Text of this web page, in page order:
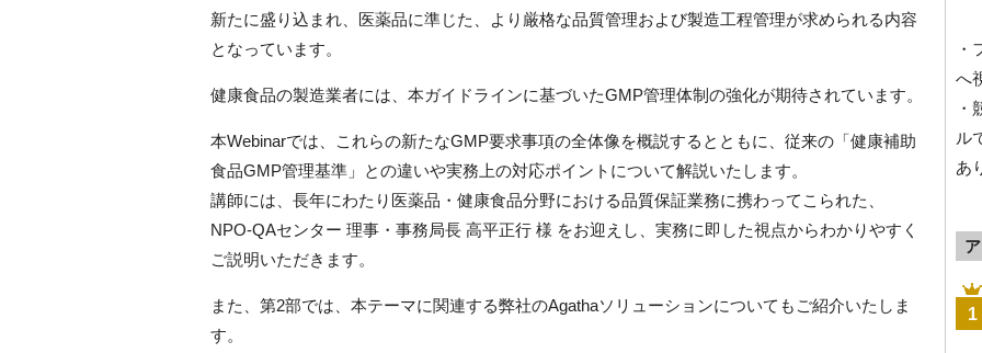
新たに盛り込まれ、医薬品に準じた、より厳格な品質管理および製造工程管理が求められる内容
となっています。
健康食品の製造業者には、本ガイドラインに基づいたGMP管理体制の強化が期待されています。
本Webinarでは、これらの新たなGMP要求事項の全体像を概説するとともに、従来の「健康補助
食品GMP管理基準」との違いや実務上の対応ポイントについて解説いたします。
講師には、長年にわたり医薬品・健康食品分野における品質保証業務に携わってこられた、
NPO-QAセンター 理事・事務局長 高平正行 様 をお迎えし、実務に即した視点からわかりやすく
ご説明いただきます。
また、第2部では、本テーマに関連する弊社のAgathaソリューションについてもご紹介いたしま
す。
・
へ
・
ル
あ
1